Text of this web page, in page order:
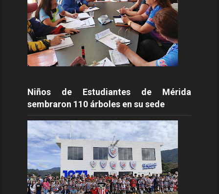
Niños de Estudiantes de Mérida
sembraron 110 árboles en su sede